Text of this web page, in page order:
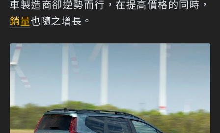
車製造商卻逆勢而行，在提高價格的同時，
銷量也隨之增長。